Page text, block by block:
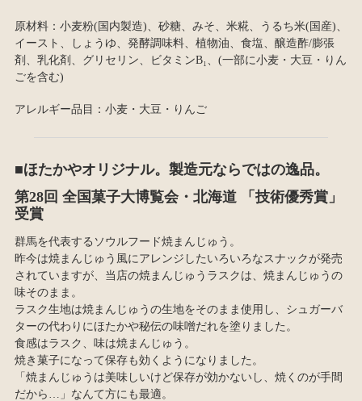
原材料：小麦粉(国内製造)、砂糖、みそ、米糀、うるち米(国産)、
イースト、しょうゆ、発酵調味料、植物油、食塩、醸造酢/膨張
剤、乳化剤、グリセリン、ビタミンB₁、(一部に小麦・大豆・りん
ごを含む)
アレルギー品目：小麦・大豆・りんご
■ほたかやオリジナル。製造元ならではの逸品。
第28回 全国菓子大博覧会・北海道 「技術優秀賞」
受賞
群馬を代表するソウルフード焼まんじゅう。
昨今は焼まんじゅう風にアレンジしたいろいろなスナックが発売
されていますが、当店の焼まんじゅうラスクは、焼まんじゅうの
味そのまま。
ラスク生地は焼まんじゅうの生地をそのまま使用し、シュガーバ
ターの代わりにほたかや秘伝の味噌だれを塗りました。
食感はラスク、味は焼まんじゅう。
焼き菓子になって保存も効くようになりました。
「焼まんじゅうは美味しいけど保存が効かないし、焼くのが手間
だから…」なんて方にも最適。